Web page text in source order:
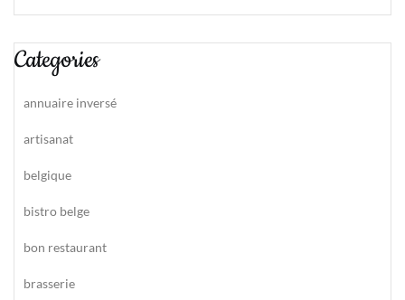
Categories
annuaire inversé
artisanat
belgique
bistro belge
bon restaurant
brasserie